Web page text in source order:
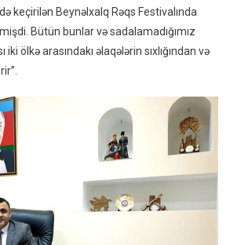
keçirilən Beynəlxalq Rəqs Festivalında
Bütün bunlar və sadalamadığımız
iki ölkə arasındakı əlaqələrin sıxlığından və